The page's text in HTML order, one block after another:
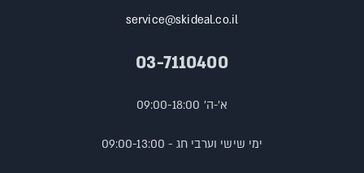
service@skideal.co.il
03-7110400
א'-ה' 09:00-18:00
ימי שישי וערבי חג - 09:00-13:00